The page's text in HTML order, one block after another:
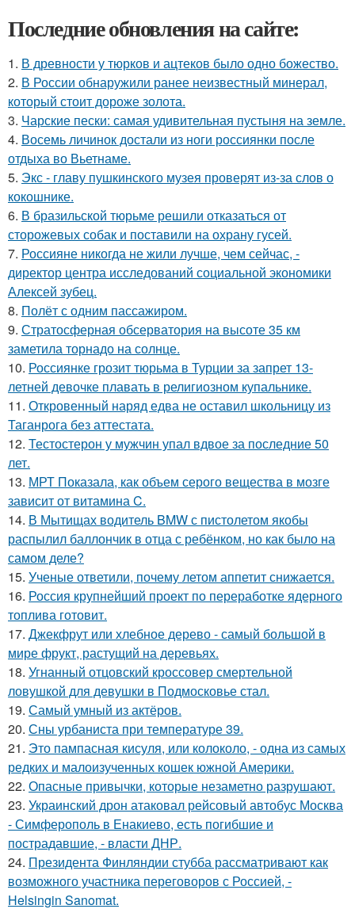
Последние обновления на сайте:
1. В древности у тюрков и ацтеков было одно божество.
2. В России обнаружили ранее неизвестный минерал,
который стоит дороже золота.
3. Чарские пески: самая удивительная пустыня на земле.
4. Восемь личинок достали из ноги россиянки после
отдыха во Вьетнаме.
5. Экс - главу пушкинского музея проверят из-за слов о
кокошнике.
6. В бразильской тюрьме решили отказаться от
сторожевых собак и поставили на охрану гусей.
7. Россияне никогда не жили лучше, чем сейчас, -
директор центра исследований социальной экономики
Алексей зубец.
8. Полёт с одним пассажиром.
9. Стратосферная обсерватория на высоте 35 км
заметила торнадо на солнце.
10. Россиянке грозит тюрьма в Турции за запрет 13-
летней девочке плавать в религиозном купальнике.
11. Откровенный наряд едва не оставил школьницу из
Таганрога без аттестата.
12. Тестостерон у мужчин упал вдвое за последние 50
лет.
13. МРТ Показала, как объем серого вещества в мозге
зависит от витамина C.
14. В Мытищах водитель BMW с пистолетом якобы
распылил баллончик в отца с ребёнком, но как было на
самом деле?
15. Ученые ответили, почему летом аппетит снижается.
16. Россия крупнейший проект по переработке ядерного
топлива готовит.
17. Джекфрут или хлебное дерево - самый большой в
мире фрукт, растущий на деревьях.
18. Угнанный отцовский кроссовер смертельной
ловушкой для девушки в Подмосковье стал.
19. Самый умный из актёров.
20. Сны урбаниста при температуре 39.
21. Это пампасная кисуля, или колоколо, - одна из самых
редких и малоизученных кошек южной Америки.
22. Опасные привычки, которые незаметно разрушают.
23. Украинский дрон атаковал рейсовый автобус Москва
- Симферополь в Енакиево, есть погибшие и
пострадавшие, - власти ДНР.
24. Президента Финляндии стубба рассматривают как
возможного участника переговоров с Россией, -
Helsingin Sanomat.